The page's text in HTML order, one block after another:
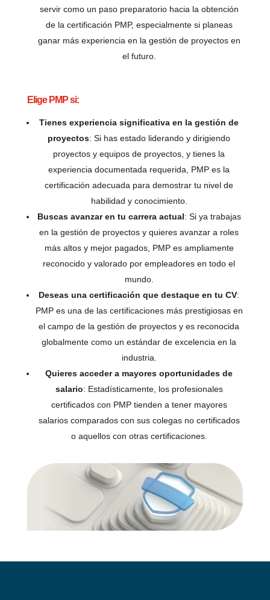
servir como un paso preparatorio hacia la obtención
de la certificación PMP, especialmente si planeas
ganar más experiencia en la gestión de proyectos en
el futuro.
Elige PMP si:
Tienes experiencia significativa en la gestión de
proyectos: Si has estado liderando y dirigiendo
proyectos y equipos de proyectos, y tienes la
experiencia documentada requerida, PMP es la
certificación adecuada para demostrar tu nivel de
habilidad y conocimiento.
Buscas avanzar en tu carrera actual: Si ya trabajas
en la gestión de proyectos y quieres avanzar a roles
más altos y mejor pagados, PMP es ampliamente
reconocido y valorado por empleadores en todo el
mundo.
Deseas una certificación que destaque en tu CV:
PMP es una de las certificaciones más prestigiosas en
el campo de la gestión de proyectos y es reconocida
globalmente como un estándar de excelencia en la
industria.
Quieres acceder a mayores oportunidades de
salario: Estadísticamente, los profesionales
certificados con PMP tienden a tener mayores
salarios comparados con sus colegas no certificados
o aquellos con otras certificaciones.